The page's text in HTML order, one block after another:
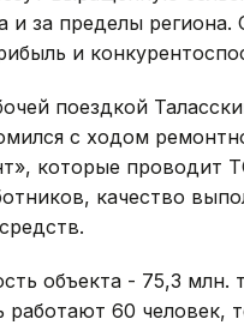
и за пределы
и
поездкой
с ходом
которые проводит
качество
объекта - 75,3 млн.
работают 60